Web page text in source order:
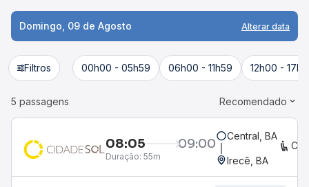
Domingo, 09 de Agosto Alterar data
Filtros 00h00 - 05h59 06h00 - 11h59 12h00 -
5 passagens Recomendado
08:05 09:00
Duração: 55m
Central, BA
Irecê, BA